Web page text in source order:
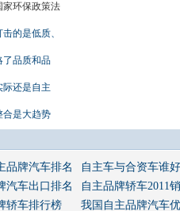
家环保政策法
的是低质、
了品质和品
际还是自主
合是大趋势
品牌汽车排名
自主车与合资车谁好
汽车出口排名
自主品牌轿车2011
轿车排行榜 我国自主品牌汽车